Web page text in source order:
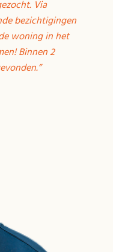
Via
bezichtigingen
woning in het
Binnen 2